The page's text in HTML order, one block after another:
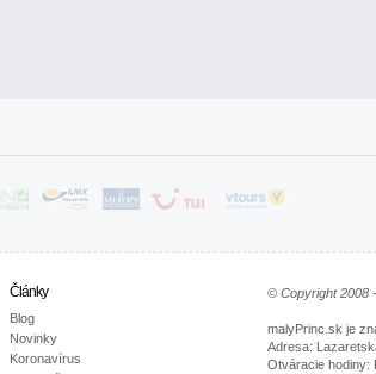
Články
Blog
Novinky
Koronavírus
© Copyright 2008
malyPrinc.sk je
Adresa:
Otváracie hodiny: